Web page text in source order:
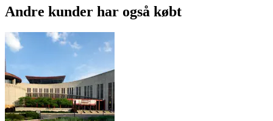
Andre kunder har også købt